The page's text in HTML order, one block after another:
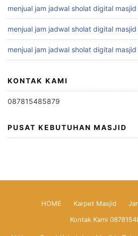
menjual jam jadwal sholat digital
menjual jam jadwal sholat digital
menjual jam jadwal sholat digital
KONTAK KAMI
087815485879
PUSAT KEBUTUHAN MASJID
HOME Karpet Masjid
Kontak Kami